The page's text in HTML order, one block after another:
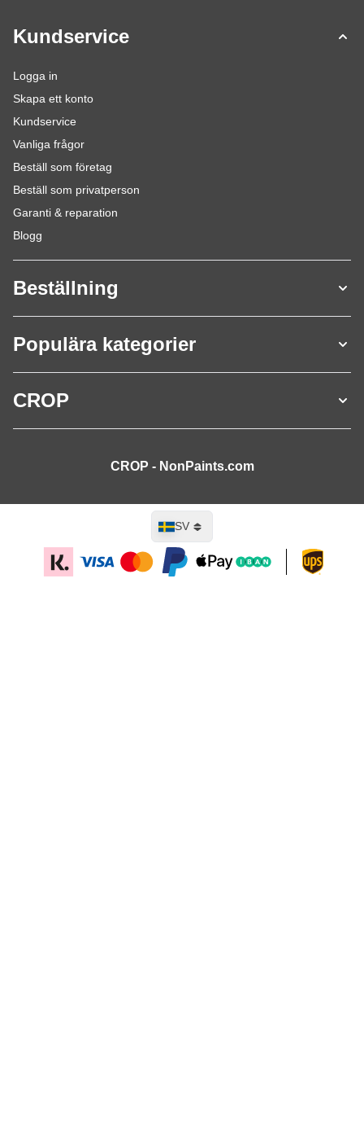
Kundservice
Logga in
Skapa ett konto
Kundservice
Vanliga frågor
Beställ som företag
Beställ som privatperson
Garanti & reparation
Blogg
Beställning
Populära kategorier
CROP
CROP - NonPaints.com
Språk
SV